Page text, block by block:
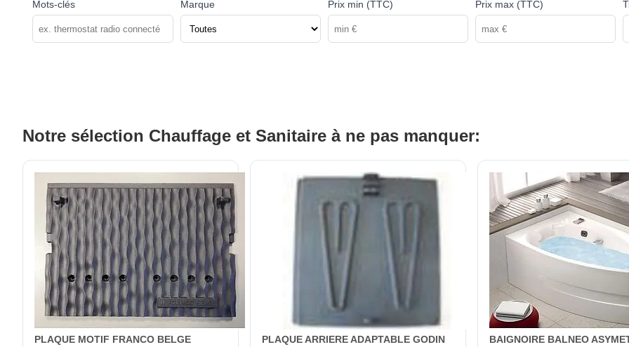
Mots-clés Marque Prix min (TTC) Prix max (TTC)
Notre sélection Chauffage et Sanitaire à ne pas manquer:
PLAQUE MOTIF FRANCO BELGE
PLAQUE ARRIERE ADAPTABLE GODIN
BAIGNOIRE BALNEO